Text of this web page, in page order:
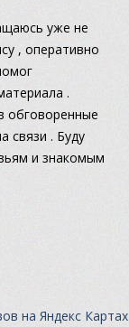
уже не
, оперативно
.
обговоренные
связи . Буду
и знакомым
на Яндекс Картах